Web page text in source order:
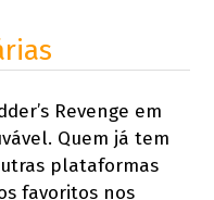
Revenge em
Quem já tem
plataformas
favoritos nos